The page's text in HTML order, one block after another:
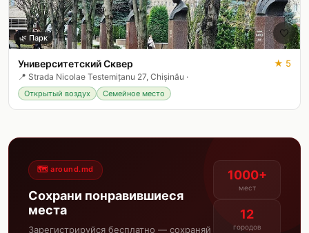
🤍
🌿 Парк
Университетский Сквер ★ 5
📍 Strada Nicolae Testemițanu 27, Chișinău ·
Открытый воздух Семейное место
🗺️ around.md
Сохрани понравившиеся
места
Зарегистрируйся бесплатно — сохраняй
1000+
мест
12
городов